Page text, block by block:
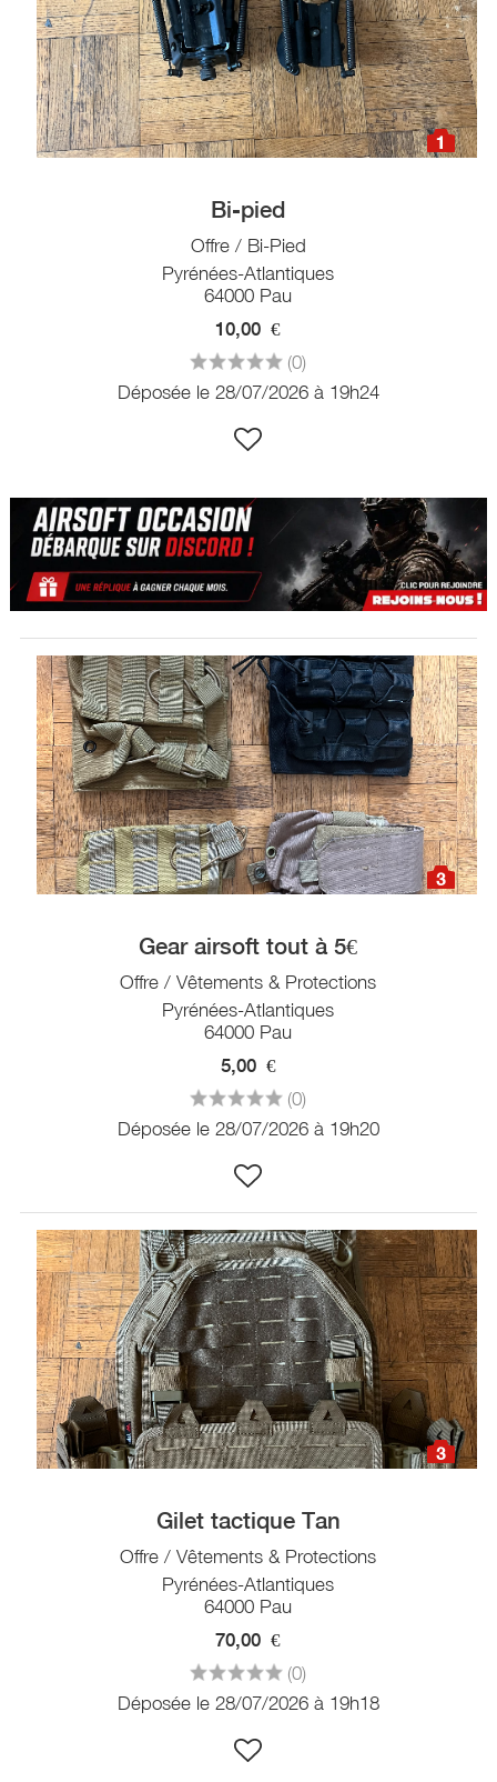
1
Bi-pied
Offre / Bi-Pied
Pyrénées-Atlantiques
64000 Pau
10,00 €
(0)
Déposée le 28/07/2026 à 19h24
3
Gear airsoft tout à 5€
Offre / Vêtements & Protections
Pyrénées-Atlantiques
64000 Pau
5,00 €
(0)
Déposée le 28/07/2026 à 19h20
3
Gilet tactique Tan
Offre / Vêtements & Protections
Pyrénées-Atlantiques
64000 Pau
70,00 €
(0)
Déposée le 28/07/2026 à 19h18